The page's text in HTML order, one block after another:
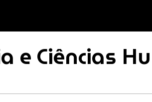
e Ciências